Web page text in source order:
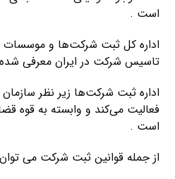
است .
اداره کل ثبت شرکت‌ها و
تاسیس شرکت در ایران معرفی
اداره ثبت شرکت‌ها زیر نظر
فعالیت می‌کند و وابسته به قوه
است .
از جمله قوانین ثبت شرکت می